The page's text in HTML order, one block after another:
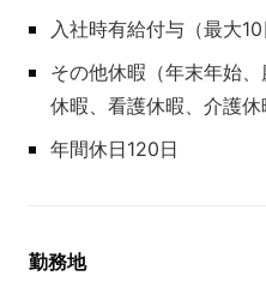
入社時有給付与（最大10
その他休暇（年末年始
休暇、看護休暇、介護休
年間休日120日
勤務地